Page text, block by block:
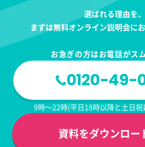
選ばれる理由を、
まずは無料オンライン説明会に
資料をダウンロー
お急ぎの方はお電話がス
0120-49-
9時～22時(平日18時以降と土日